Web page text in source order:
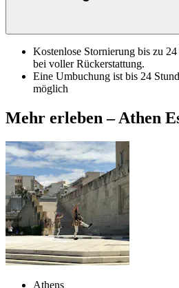
Kostenlose Stornierung bis zu
bei voller Rückerstattung.
Eine Umbuchung ist bis 24
möglich
Mehr erleben – Athen
Athens